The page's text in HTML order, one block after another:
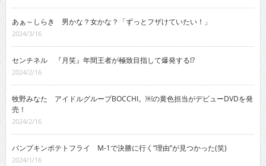
あぁ～しらき 男かな？女かな？「ずっとフザけていたい！」
2024/3/16
センチネル 『月笑』年間王者が極致目指して爆発する!?
2024/2/16
牧野みなた アイドルグループBOCCHI。￼の黄色担当がデビューDVDを発
売！
2024/2/16
パンプキンポテトフライ M-1で決勝に行く“理由”が見つかった(笑)
2024/1/16